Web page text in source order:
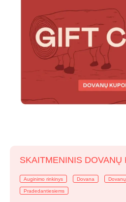
SKAITMENINIS DOVANŲ
Auginimo rinkinys Dovana
Pradedantiesiems